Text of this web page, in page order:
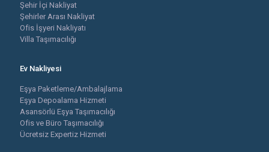
Şehir İçi Nakliyat
Şehirler Arası Nakliyat
Ofis İşyeri Nakliyatı
Villa Taşımacılığı
Ev Nakliyesi
Eşya Paketleme/Ambalajlama
Eşya Depoalama Hizmeti
Asansörlü Eşya Taşımacılığı
Ofis ve Büro Taşımacılığı
Ücretsiz Expertiz Hizmeti